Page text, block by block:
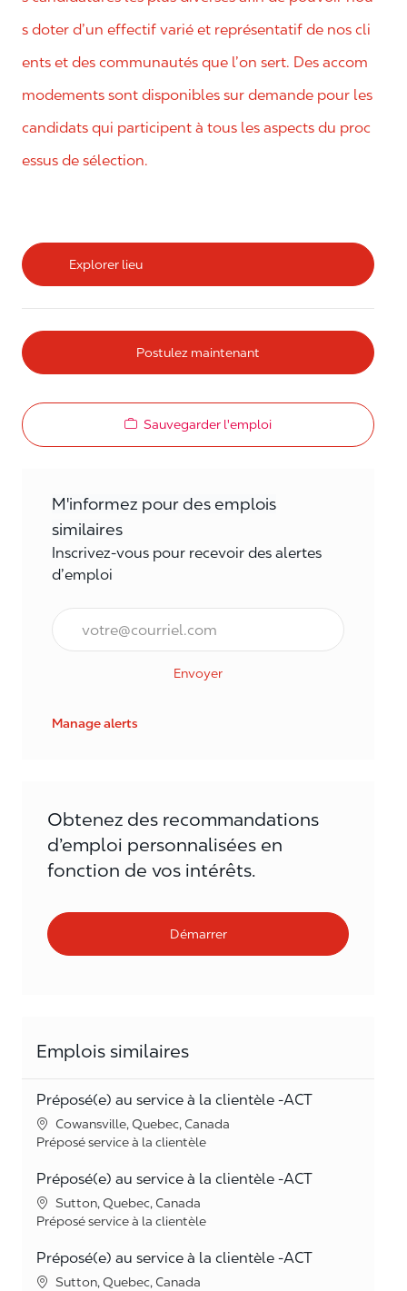
s doter d’un effectif varié et représentatif de nos cli
ents et des communautés que l’on sert. Des accom
modements sont disponibles sur demande pour les
candidats qui participent à tous les aspects du proc
essus de sélection.
Explorer lieu
Postulez maintenant
Sauvegarder l'emploi
M'informez pour des emplois
similaires
Inscrivez-vous pour recevoir des alertes
d’emploi
Courriel*
Envoyer
Manage alerts
Obtenez des recommandations
d’emploi personnalisées en
fonction de vos intérêts.
Démarrer
Emplois similaires
Préposé(e) au service à la clientèle -ACT
LieuCowansville, Quebec, Canada
Catégorie
Préposé service à la clientèle
Préposé(e) au service à la clientèle -ACT
LieuSutton, Quebec, Canada
Catégorie
Préposé service à la clientèle
Préposé(e) au service à la clientèle -ACT
LieuSutton, Quebec, Canada